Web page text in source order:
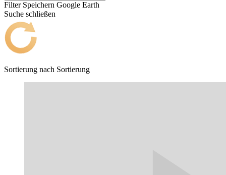
Filter Speichern Google Earth
Suche schließen
Sortierung nach Sortierung